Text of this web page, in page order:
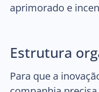
aprimorado e
Estrutura
Para que a